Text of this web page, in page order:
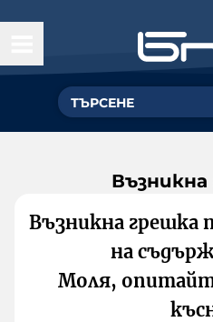
Възникна грешка
на
Моля,